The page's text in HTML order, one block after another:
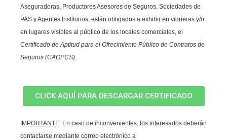
Aseguradoras, Productores Asesores de Seguros, Sociedades de
PAS y Agentes Institorios, están obligados a exhibir en vidrieras y/o
en lugares visibles al público de los locales comerciales, el
Certificado de Aptitud para el Ofrecimiento Público de Contratos de
Seguros (CAOPCS).
CLICK AQUÍ PARA DESCARGAR CERTIFICADO
IMPORTANTE: En caso de inconvenientes, los interesados deberán
contactarse mediante correo electrónico a